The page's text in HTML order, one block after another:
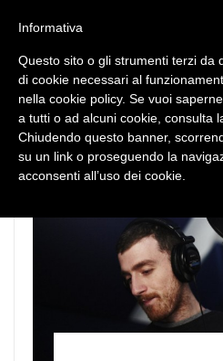
Informativa
Questo sito o gli strumenti terzi da
di cookie necessari al
nella cookie policy. Se vuoi
a tutti o ad alcuni cookie, consulta
Chiudendo questo banner,
su un link o proseguendo la
acconsenti all’uso dei cookie.